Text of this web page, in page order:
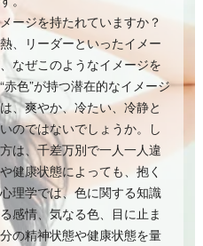
ージを持たれていますか？
、リーダーといったイメー
なぜこのようなイメージを
色”が持つ潜在的なイメージ
、爽やか、冷たい、冷静と
のではないでしょうか。し
は、千差万別で一人一人違
健康状態によっても、抱く
理学では、色に関する知識
感情、気なる色、目に止ま
の精神状態や健康状態を量